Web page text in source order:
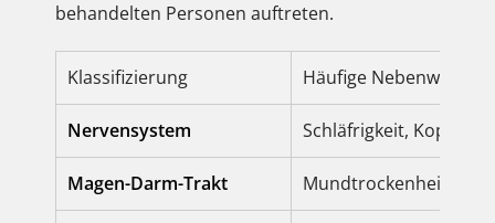
behandelten Personen auftreten.
Klassifizierung Häufige
Nervensystem Schläfrigkeit,
Magen-Darm-Trakt Mundtrockenheit,